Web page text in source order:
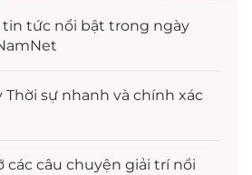
tin tức nổi bật trong ngày
Thời sự nhanh và chính xác
các câu chuyện giải trínổi